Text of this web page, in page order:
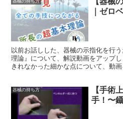
｜ゼロ
以前お話しした、器械の示指化を行
理論』について、解説動画をアップ
きれなかった細かな点について、動
器械の持ち方
【手術
手！〜